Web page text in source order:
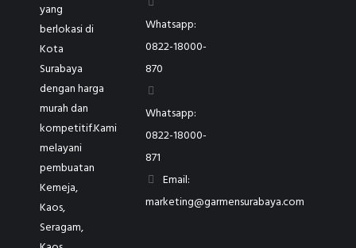
yang
berlokasi di
Kota
Surabaya
dengan harga
murah dan
kompetitif.Kami
melayani
pembuatan
Kemeja,
Kaos,
Seragam,
Whatsapp:
0822-18000-
870
Whatsapp:
0822-18000-
871
Email:
marketing@garmensurabaya.com